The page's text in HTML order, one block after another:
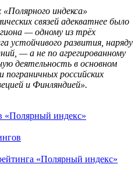
индекса»
связей адекватнее было
— одному из трёх
устойчивого развития, наряду
— а не по агрегированному
деятельность в основном
российских
и Финляндией».
«Полярный индекс»
«Полярный индекс»